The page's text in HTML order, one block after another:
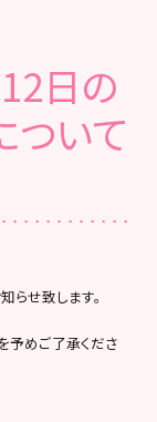
日の
ついて
せ致します。
予めご了承くださ